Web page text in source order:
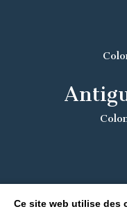
Ce site web utilise des